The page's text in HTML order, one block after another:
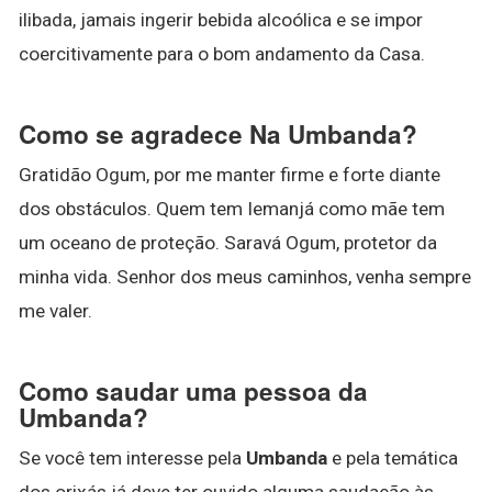
ilibada, jamais ingerir bebida alcoólica e se impor
coercitivamente para o bom andamento da Casa.
Como se agradece Na Umbanda?
Gratidão Ogum, por me manter firme e forte diante
dos obstáculos. Quem tem Iemanjá como mãe tem
um oceano de proteção. Saravá Ogum, protetor da
minha vida. Senhor dos meus caminhos, venha sempre
me valer.
Como saudar uma pessoa da
Umbanda?
Se você tem interesse pela Umbanda e pela temática